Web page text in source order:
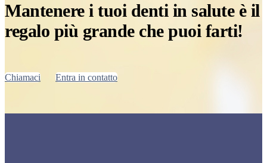
Mantenere i tuoi denti in salute è il
regalo più grande che puoi farti!
Chiamaci Entra in contatto